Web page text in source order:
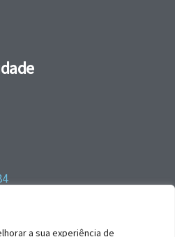
a sua experiência de
8484